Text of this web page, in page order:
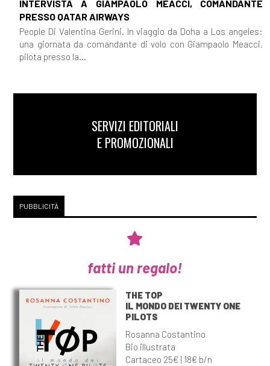
INTERVISTA A GIAMPAOLO MEACCI, COMANDANTE
PRESSO QATAR AIRWAYS
People Di Valentina Gerini. In viaggio da Doha a Los angeles:
una giornata da comandante di volo con Giampaolo Meacci,
pilota presso la...
SERVIZI EDITORIALI
E PROMOZIONALI
PUBBLICITÀ
fatti un regalo!
THE TOP
IL MONDO DEI TWENTY ONE
PILOTS
Rosanna Costantino
Bio illustrata
Cartaceo 25€ | 18€ b/n